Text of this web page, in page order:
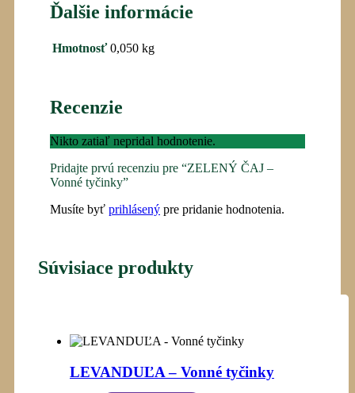
Ďalšie informácie
Hmotnosť 0,050 kg
Recenzie
Nikto zatiaľ nepridal hodnotenie.
Pridajte prvú recenziu pre “ZELENÝ ČAJ –
Vonné tyčinky”
Musíte byť prihlásený pre pridanie hodnotenia.
Súvisiace produkty
LEVANDUĽA – Vonné tyčinky